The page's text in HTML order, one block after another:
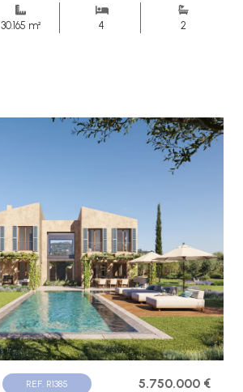
30.165 m² 4 2
REF. R1385 5.750.000 €